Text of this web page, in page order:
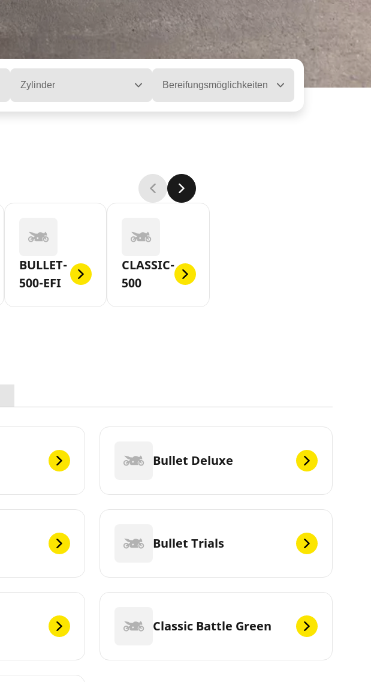
Zylinder Bereifungsmöglichkeiten
BULLET-
500-EFI
CLASSIC-
500
Bullet Deluxe
Bullet Trials
Classic Battle Green